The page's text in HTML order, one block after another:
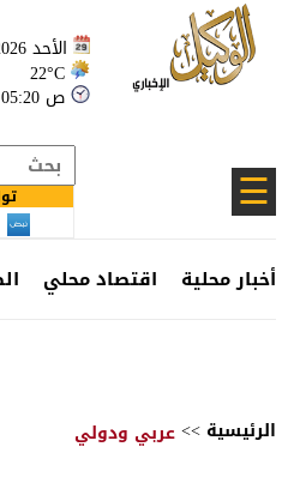
الأحد 2026-08-09
22°C
05:20 ص
☰
أخبار محلية اقتصاد محلي
الرئيسية >>عربي ودولي